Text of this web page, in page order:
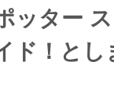
ッター
ド！と